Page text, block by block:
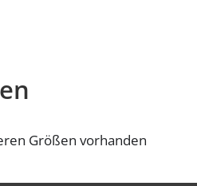
Größen vorhanden